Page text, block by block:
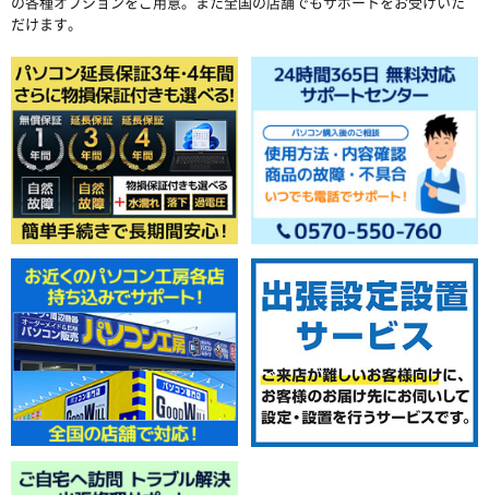
だけます。